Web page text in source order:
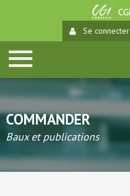
Se connecter
COMMANDER
Baux et publications